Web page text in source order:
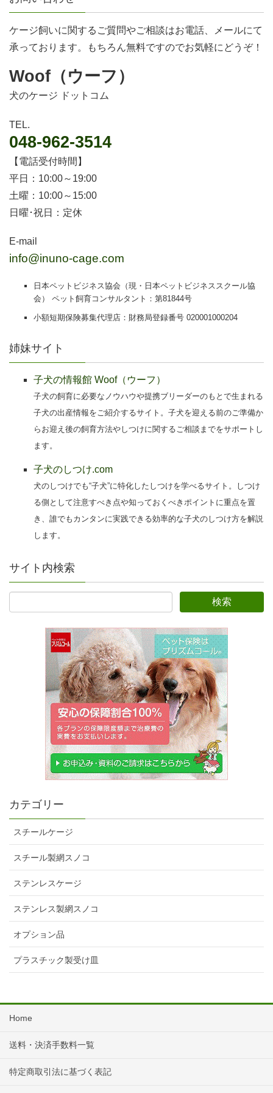
ケージ飼いに関するご質問やご相談はお電話、メールにて
承っております。もちろん無料ですのでお気軽にどうぞ！
Woof（ウーフ）
犬のケージ ドットコム
TEL.
048-962-3514
【電話受付時間】
平日：10:00～19:00
土曜：10:00～15:00
日曜･祝日：定休
E-mail
info@inuno-cage.com
日本ペットビジネス協会（現・日本ペットビジネススクール協
会） ペット飼育コンサルタント：第81844号
小額短期保険募集代理店：財務局登録番号 020001000204
姉妹サイト
子犬の情報館 Woof（ウーフ）
子犬の飼育に必要なノウハウや提携ブリーダーのもとで生まれる
子犬の出産情報をご紹介するサイト。子犬を迎える前のご準備か
らお迎え後の飼育方法やしつけに関するご相談までをサポートし
ます。
子犬のしつけ.com
犬のしつけでも“子犬”に特化したしつけを学べるサイト。しつけ
る側として注意すべき点や知っておくべきポイントに重点を置
き、誰でもカンタンに実践できる効率的な子犬のしつけ方を解説
します。
サイト内検索
カテゴリー
スチールケージ
スチール製網スノコ
ステンレスケージ
ステンレス製網スノコ
オプション品
プラスチック製受け皿
Home
送料・決済手数料一覧
特定商取引法に基づく表記